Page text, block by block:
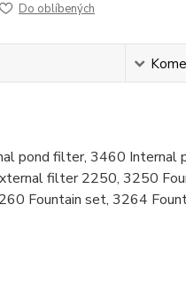
Do oblíbených
pond filter, 3460 Internal
filter 2250, 3250
Fountain set, 3264